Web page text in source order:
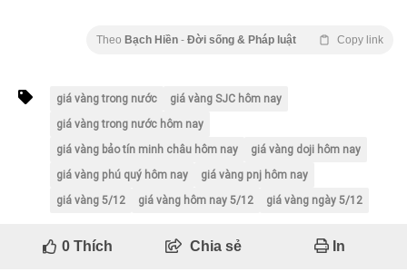
Theo Bạch Hiền - Đời sống & Pháp luật Copy link
giá vàng trong nước
giá vàng SJC hôm nay
giá vàng trong nước hôm nay
giá vàng bảo tín minh châu hôm nay
giá vàng doji hôm nay
giá vàng phú quý hôm nay
giá vàng pnj hôm nay
giá vàng 5/12
giá vàng hôm nay 5/12 giá vàng ngày 5/12
0Thích Chia sẻ In